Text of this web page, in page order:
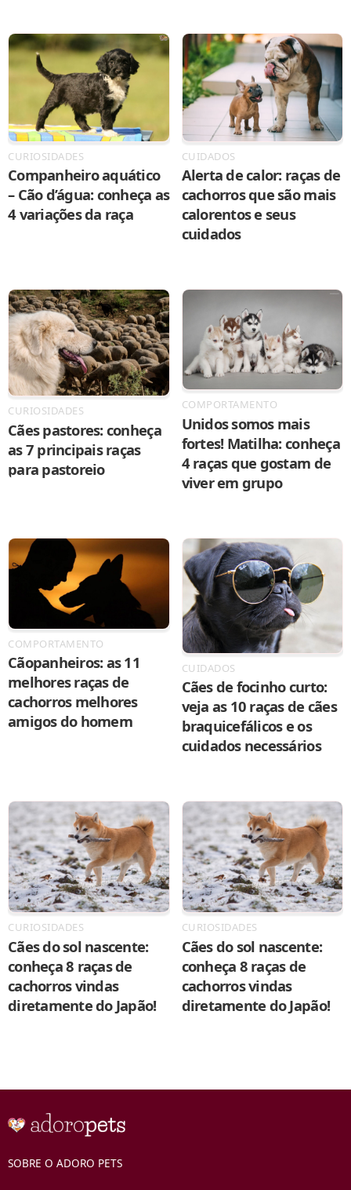
CURIOSIDADES
Companheiro aquático
– Cão d’água: conheça as
4 variações da raça
CUIDADOS
Alerta de calor: raças de
cachorros que são mais
calorentos e seus
cuidados
CURIOSIDADES
Cães pastores: conheça
as 7 principais raças
para pastoreio
COMPORTAMENTO
Unidos somos mais
fortes! Matilha: conheça
4 raças que gostam de
viver em grupo
COMPORTAMENTO
Cãopanheiros: as 11
melhores raças de
cachorros melhores
amigos do homem
CUIDADOS
Cães de focinho curto:
veja as 10 raças de cães
braquicefálicos e os
cuidados necessários
CURIOSIDADES
Cães do sol nascente:
conheça 8 raças de
cachorros vindas
diretamente do Japão!
CURIOSIDADES
Cães do sol nascente:
conheça 8 raças de
cachorros vindas
diretamente do Japão!
SOBRE O ADORO PETS